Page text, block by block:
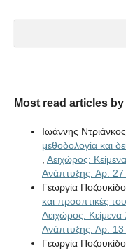
Most read articles
Ιωάννης
μεθοδολογία και
Αειχώρος:
Ανάπτυξης: Αρ.
Γεωργία
και προοπτικές
Αειχώρος:
Ανάπτυξης: Αρ.
Γεωργία